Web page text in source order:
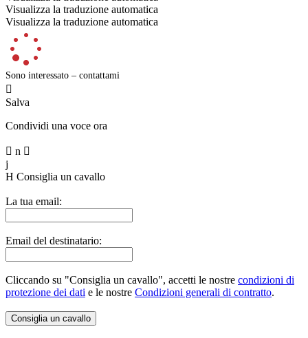
Visualizza la traduzione automatica
Visualizza la traduzione automatica
Sono interessato – contattami

Salva
Condividi una voce ora
 n 
j
H Consiglia un cavallo
La tua email:
Email del destinatario:
Cliccando su "Consiglia un cavallo", accetti le nostre condizioni di
protezione dei dati e le nostre Condizioni generali di contratto.